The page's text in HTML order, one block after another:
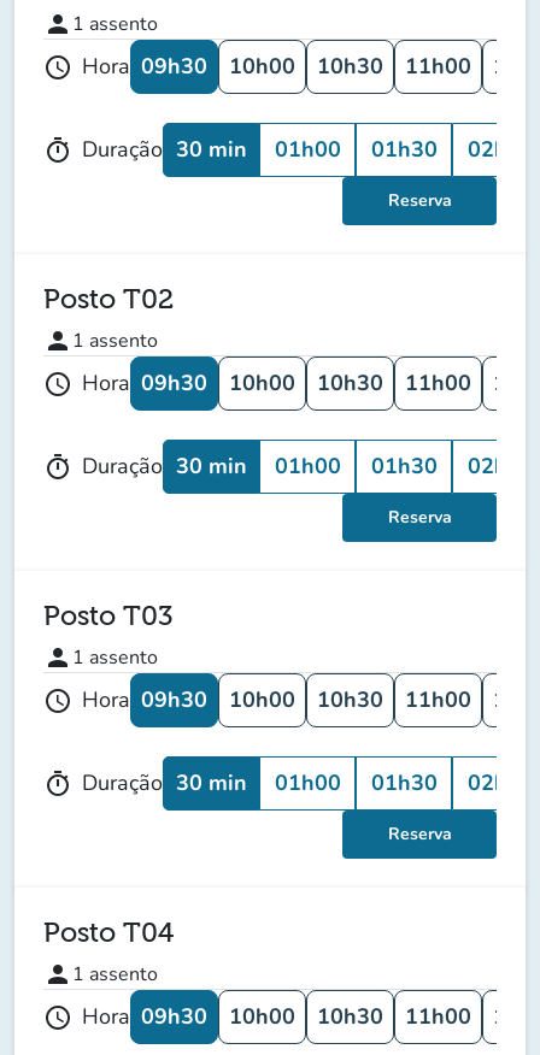
person 1 assento
schedule Hora 09h30 10h00 10h30 11h00
timer Duração 30 min 01h00 01h30 02h00
Reserva
Posto T02
person 1 assento
schedule Hora 09h30 10h00 10h30 11h00
timer Duração 30 min 01h00 01h30 02h00
Reserva
Posto T03
person 1 assento
schedule Hora 09h30 10h00 10h30 11h00
timer Duração 30 min 01h00 01h30 02h00
Reserva
Posto T04
person 1 assento
schedule Hora 09h30 10h00 10h30 11h00